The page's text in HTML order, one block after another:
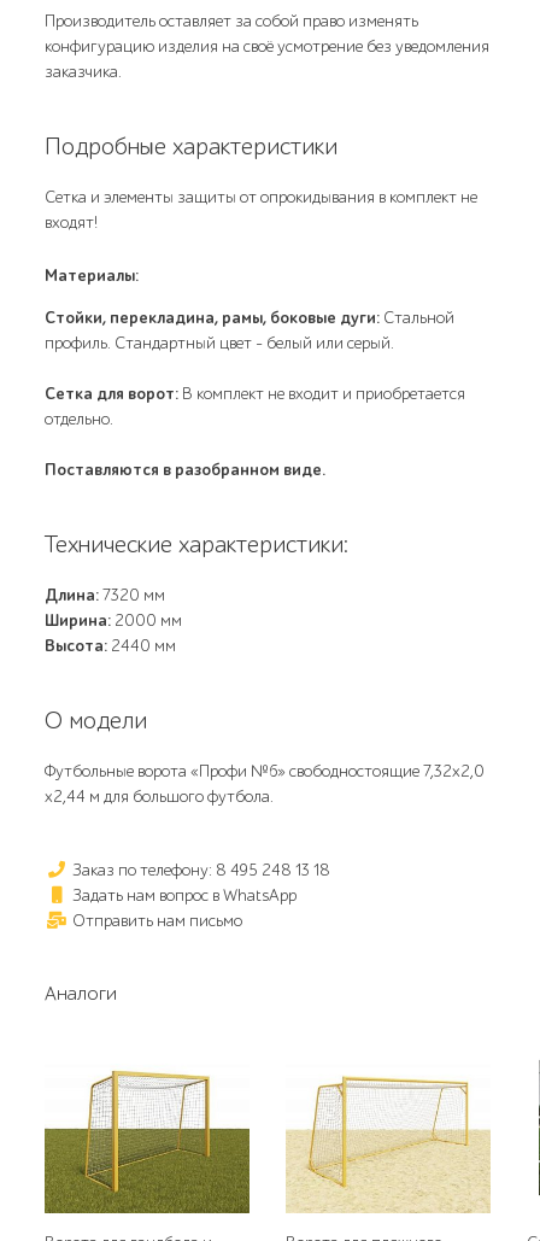
Производитель оставляет за собой право изменять
конфигурацию изделия на своё усмотрение без уведомления
заказчика.
Подробные характеристики
Сетка и элементы защиты от опрокидывания в комплект не
входят!
Материалы:
Cтойки, перекладина, рамы, боковые дуги: Стальной
профиль. Стандартный цвет – белый или серый.
Сетка для ворот: В комплект не входит и приобретается
отдельно.
Поставляются в разобранном виде.
Технические характеристики:
Длина:7320 мм
Ширина: 2000 мм
Высота: 2440 мм
О модели
Футбольные ворота «Профи №6» свободностоящие 7,32х2,0
х2,44 м для большого футбола.
Заказ по телефону: 8 495 248 13 18
Задать нам вопрос в WhatsApp
Отправить нам письмо
Аналоги